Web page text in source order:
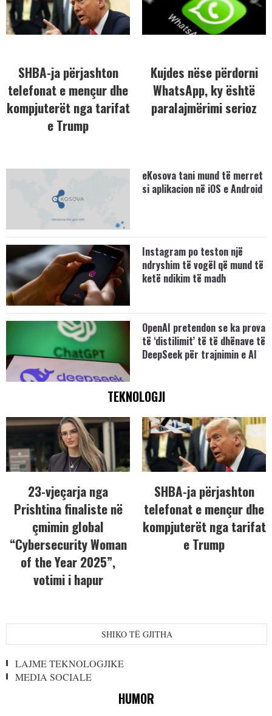
SHBA-ja përjashton
telefonat e mençur dhe
kompjuterët nga tarifat
e Trump
Kujdes nëse përdorni
WhatsApp, ky është
paralajmërimi serioz
eKosova tani mund të merret
si aplikacion në iOS e Android
Instagram po teston një
ndryshim të vogël që mund të
ketë ndikim të madh
OpenAI pretendon se ka prova
të ‘distilimit’ të të dhënave të
DeepSeek për trajnimin e AI
TEKNOLOGJI
23-vjeçarja nga
Prishtina finaliste në
çmimin global
“Cybersecurity Woman
of the Year 2025”,
votimi i hapur
SHBA-ja përjashton
telefonat e mençur dhe
kompjuterët nga tarifat
e Trump
SHIKO TË GJITHA
LAJME TEKNOLOGJIKE
MEDIA SOCIALE
HUMOR